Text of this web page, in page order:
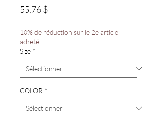
55,76 $Prix
10% de réduction sur le 2e article
acheté
Size *
COLOR *